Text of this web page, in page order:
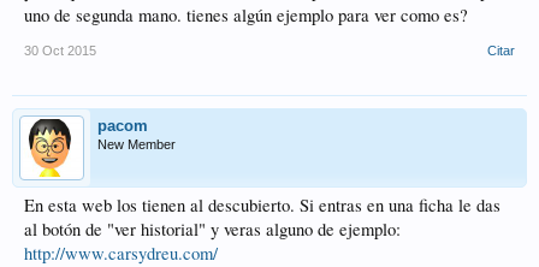
uno de segunda mano. tienes algún ejemplo para ver como es?
30 Oct 2015 Citar
pacom
New Member
En esta web los tienen al descubierto. Si entras en una ficha le das
al botón de "ver historial" y veras alguno de ejemplo:
http://www.carsydreu.com/